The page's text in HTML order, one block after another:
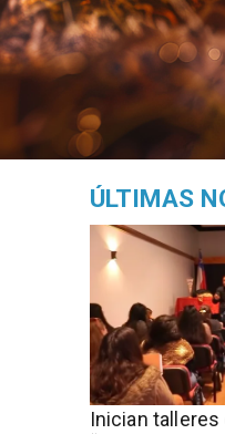
ÚLTIMAS
Inician talleres